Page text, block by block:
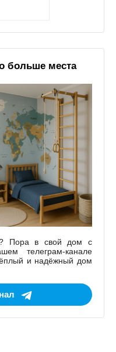
больше места
Пора в свой дом с
телеграм-канале
и надёжный дом